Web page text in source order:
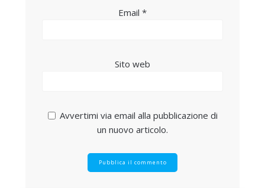
Email *
Sito web
Avvertimi via email alla pubblicazione di
un nuovo articolo.